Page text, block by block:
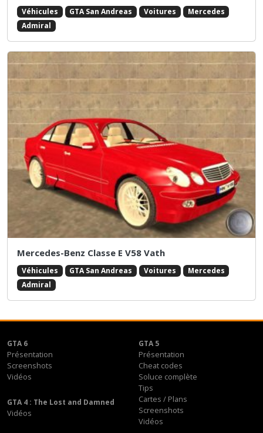
Véhicules GTA San Andreas Voitures
Mercedes
Admiral
Mercedes-Benz Classe E V58 Vath
Véhicules GTA San Andreas Voitures
Mercedes
Admiral
GTA 6
Présentation
Screenshots
Vidéos
GTA 5
Présentation
Cheat codes
Soluce complète
Tips
Cartes / Plans
Screenshots
Vidéos
GTA 4 : The Lost and Damned
Vidéos